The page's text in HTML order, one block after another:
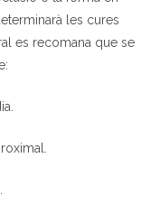
les cures
es recomana que se